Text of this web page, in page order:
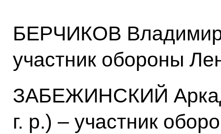
БЕРЧИКОВ Владимир
участник обороны
ЗАБЕЖИНСКИЙ
г. р.) – участник